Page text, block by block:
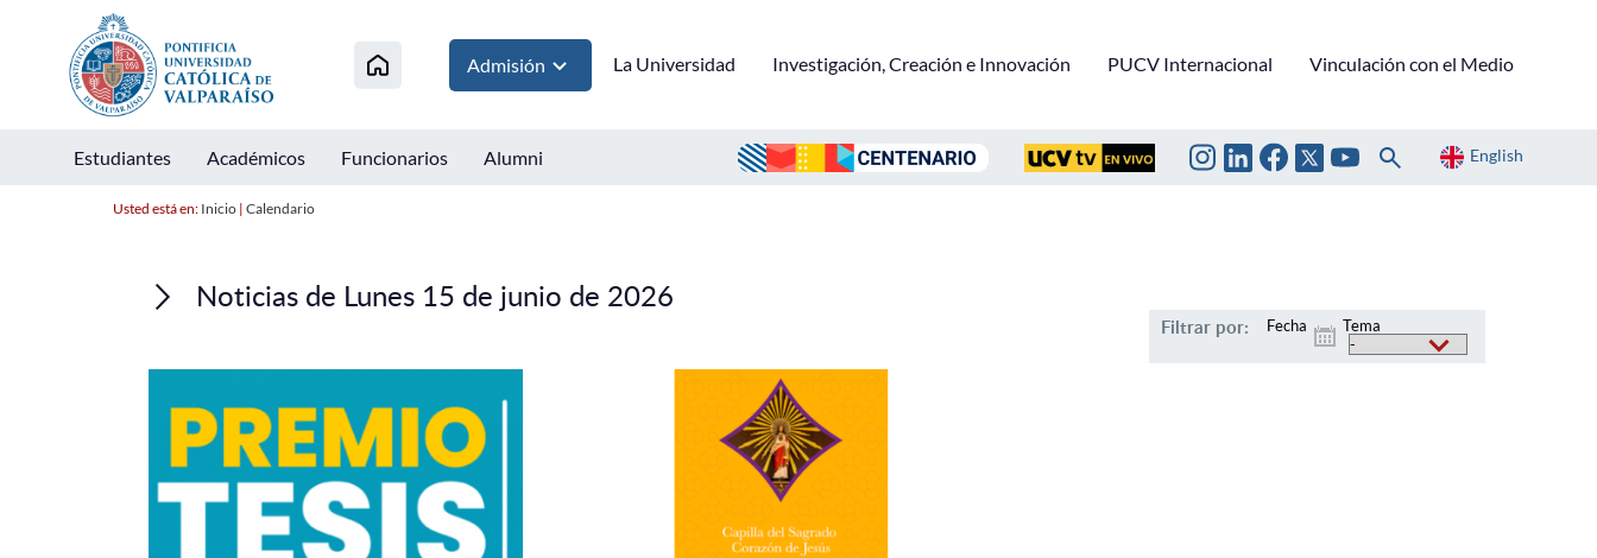
Admisión La Universidad Investigación, Creación e Innovación PUCV Internacional Vinculación con el Medio
Estudiantes Académicos Funcionarios Alumni English
Usted está en: Inicio| Calendario
Noticias de Lunes 15 de junio de 2026
Filtrar por: Fecha Tema